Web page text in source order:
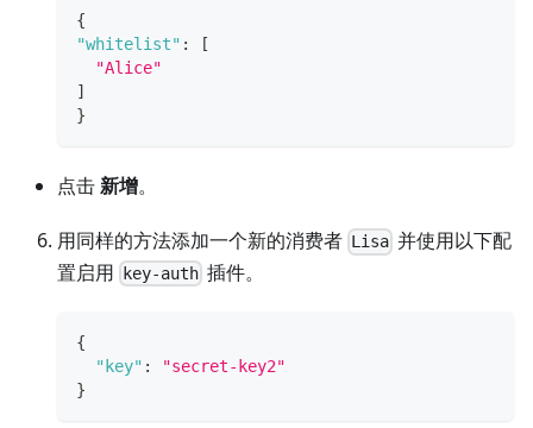
{
"whitelist" :
[
"Alice"
]
}
点击新增。
用同样的方法添加一个新的消费者 Lisa 并使用以下配
置启用
key-auth 插件。
{
"key" :
"secret-key2"
}